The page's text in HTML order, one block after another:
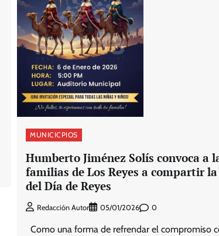
MUNICICPIOS
Humberto Jiménez Solís convoca a
familias de Los Reyes a compartir
del Día de Reyes
Redacción Autor 05/01/2026 0
Como una forma de refrendar el compromiso